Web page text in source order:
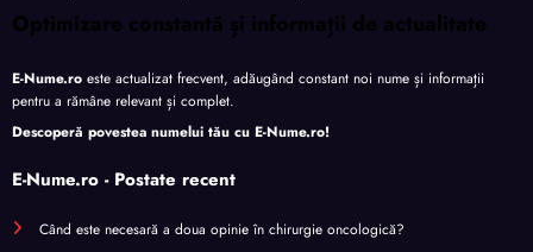
Optimizare constantă și informații de actualitate
E-Nume.ro este actualizat frecvent, adăugând constant noi nume și informații
pentru a rămâne relevant și complet.
Descoperă povestea numelui tău cu E-Nume.ro!
E-Nume.ro - Postate recent
Când este necesară a doua opinie în chirurgie oncologică?